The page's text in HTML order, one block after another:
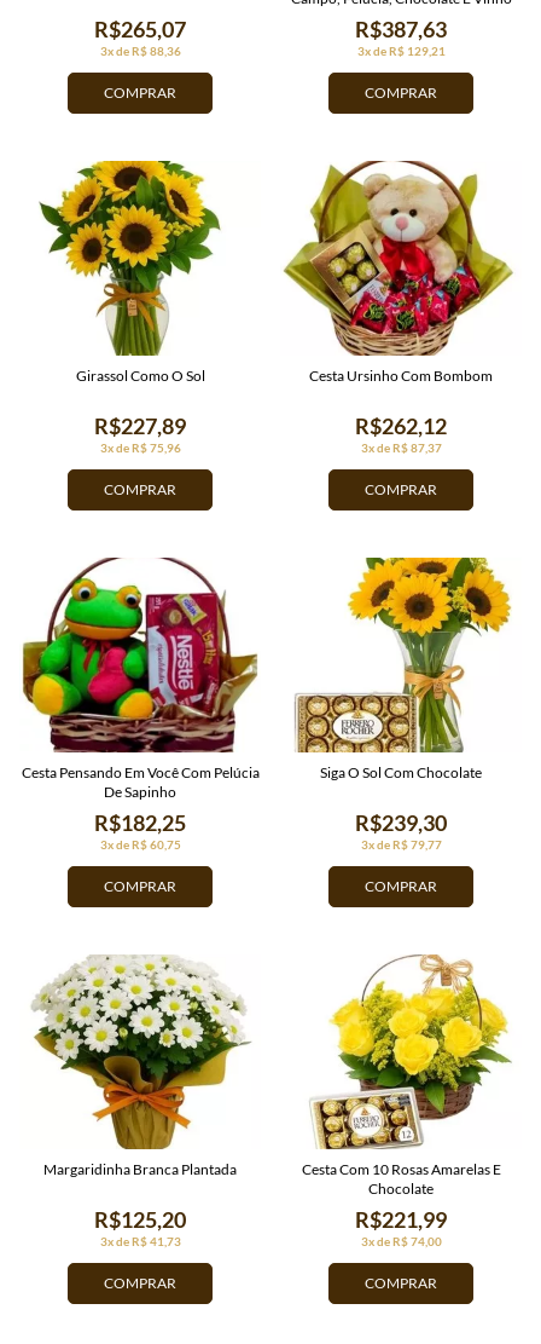
COMPRAR
3x de R$ 88,36
R$265,07
COMPRAR
3x de R$ 129,21
R$387,63
COMPRAR
3x de R$ 75,96
R$227,89
Girassol Como O Sol
COMPRAR
3x de R$ 87,37
R$262,12
Cesta Ursinho Com Bombom
COMPRAR
3x de R$ 60,75
R$182,25
Cesta Pensando Em Você Com Pelúcia
De Sapinho
COMPRAR
3x de R$ 79,77
R$239,30
Siga O Sol Com Chocolate
COMPRAR
3x de R$ 41,73
R$125,20
Margaridinha Branca Plantada
COMPRAR
3x de R$ 74,00
R$221,99
Cesta Com 10 Rosas Amarelas E
Chocolate